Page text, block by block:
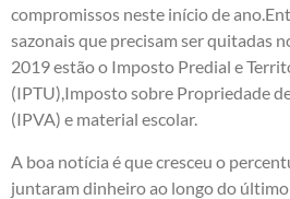
compromissos neste início de
sazonais que precisam ser quitadas
2019 estão o Imposto Predial e
(IPTU),Imposto sobre Propriedade
(IPVA) e material escolar.
A boa notícia é que cresceu o
juntaram dinheiro ao longo do último